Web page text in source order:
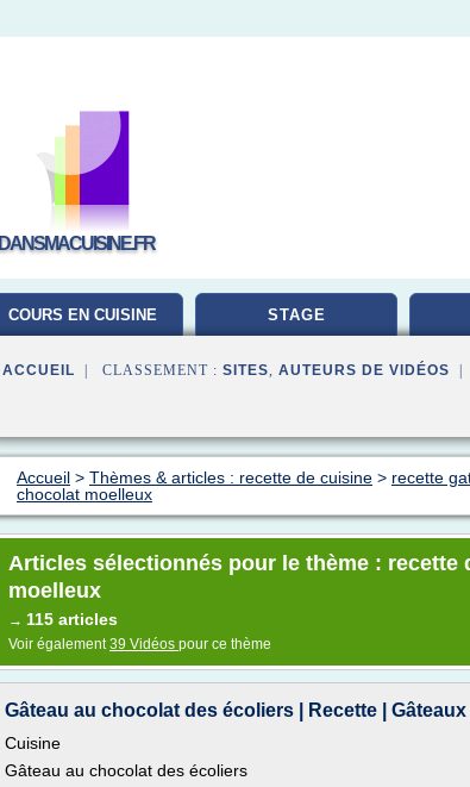
DANSMACUISINE.FR
COURS EN CUISINE STAGE
ACCUEIL | CLASSEMENT : SITES, AUTEURS DE VIDÉOS |
Accueil > Thèmes & articles : recette de cuisine > recette
chocolat moelleux
Articles sélectionnés pour le thème : recette
moelleux
→ 115 articles
Voir également39 Vidéos pour ce thème
Gâteau au chocolat des écoliers | Recette | Gâteaux
Cuisine
Gâteau au chocolat des écoliers